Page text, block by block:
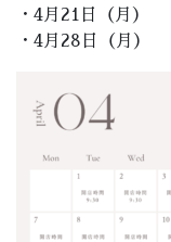
・4月21日（月）
・4月28日（月）